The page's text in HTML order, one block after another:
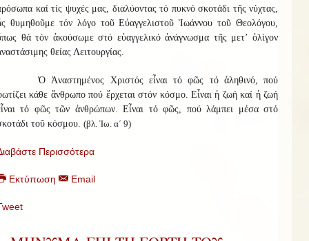
καί τίς ψυχές μας, διαλύοντας τό πυκνό σκοτάδι τῆς νύχτας,
θυμηθοῦμε τόν λόγο τοῦ Εὐαγγελιστοῦ Ἰωάννου τοῦ Θεολόγου,
θά τόν ἀκούσωμε στό εὐαγγελικό ἀνάγνωσμα τῆς μετ’ ὀλίγον
θείας Λειτουργίας.
Ὁ Ἀναστημένος Χριστός εἶναι τό φῶς τό ἀληθινό, πού
κάθε ἄνθρωπο πού ἔρχεται στόν κόσμο. Εἶναι ἡ ζωή καί ἡ ζωή
τό φῶς τῶν ἀνθρώπων. Εἶναι τό φῶς, πού λάμπει μέσα στό
τοῦ κόσμου. (βλ. Ἰω. α΄ 9)
Περισσότερα
Εκτύπωση Email